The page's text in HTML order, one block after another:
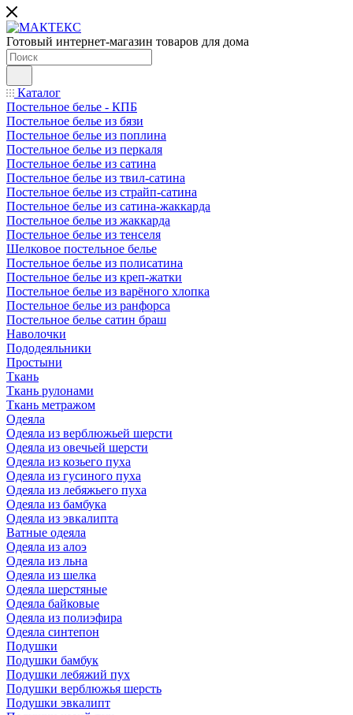
Готовый интернет-магазин товаров для дома
Каталог
Постельное белье - КПБ
Постельное белье из бязи
Постельное белье из поплина
Постельное белье из перкаля
Постельное белье из сатина
Постельное белье из твил-сатина
Постельное белье из страйп-сатина
Постельное белье из сатина-жаккарда
Постельное белье из жаккарда
Постельное белье из тенселя
Шелковое постельное белье
Постельное белье из полисатина
Постельное белье из креп-жатки
Постельное белье из варёного хлопка
Постельное белье из ранфорса
Постельное белье сатин браш
Наволочки
Пододеяльники
Простыни
Ткань
Ткань рулонами
Ткань метражом
Одеяла
Одеяла из верблюжьей шерсти
Одеяла из овечьей шерсти
Одеяла из козьего пуха
Одеяла из гусиного пуха
Одеяла из лебяжьего пуха
Одеяла из бамбука
Одеяла из эвкалипта
Ватные одеяла
Одеяла из алоэ
Одеяла из льна
Одеяла из шелка
Одеяла шерстяные
Одеяла байковые
Одеяла из полиэфира
Одеяла синтепон
Подушки
Подушки бамбук
Подушки лебяжий пух
Подушки верблюжья шерсть
Подушки эвкалипт